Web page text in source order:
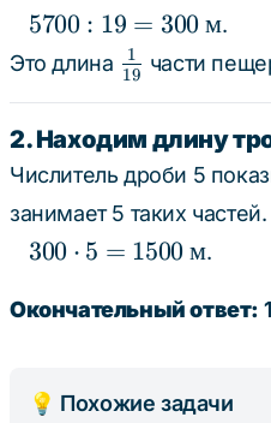
5700 :
19 =
300
м}
5700 : 19 = 300 м.
Это длина \frac{1}
{19}
19
1 части
2. Находим длину
Числитель дроби 5
занимает 5 таких частей.
300
5 =
м}
300 ⋅ 5 = 1500 м.
Окончательный ответ:
💡 Похожие задачи